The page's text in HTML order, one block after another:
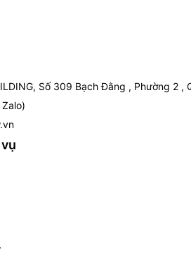
Số 309 Bạch Đằng , Phường 2 ,